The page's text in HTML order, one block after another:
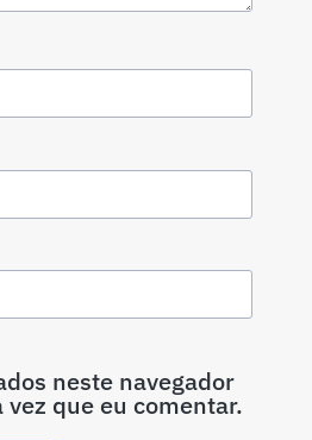
neste navegador
que eu comentar.